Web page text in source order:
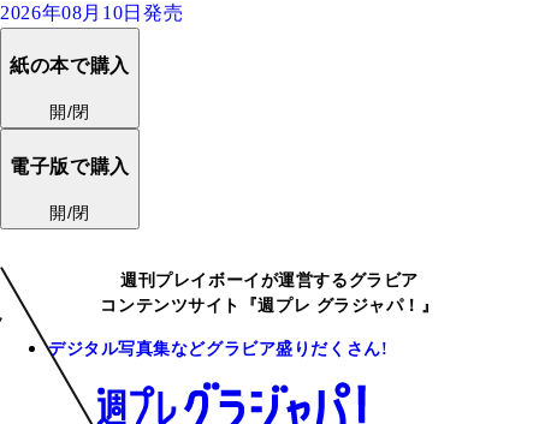
2026年08月10日発売
紙の本で購入
開/閉
電子版で購入
開/閉
週刊プレイボーイが運営するグラビア
コンテンツサイト『週プレ グラジャパ！』
デジタル写真集などグラビア盛りだくさん!